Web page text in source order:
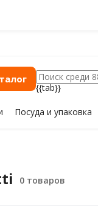
{{tab}}
Посуда и упаковка